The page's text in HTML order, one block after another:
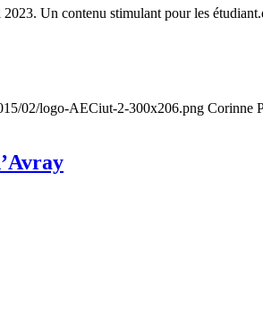
Un contenu stimulant pour les
02/logo-AECiut-2-300x206.png Corinne